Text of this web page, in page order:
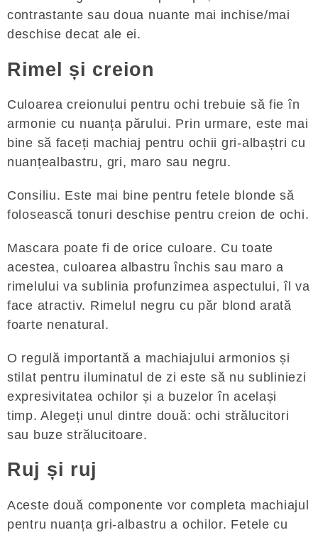
contrastante sau doua nuante mai inchise/mai
deschise decat ale ei.
Rimel și creion
Culoarea creionului pentru ochi trebuie să fie în
armonie cu nuanța părului. Prin urmare, este mai
bine să faceți machiaj pentru ochii gri-albaștri cu
nuanțealbastru, gri, maro sau negru.
Consiliu. Este mai bine pentru fetele blonde să
folosească tonuri deschise pentru creion de ochi.
Mascara poate fi de orice culoare. Cu toate
acestea, culoarea albastru închis sau maro a
rimelului va sublinia profunzimea aspectului, îl va
face atractiv. Rimelul negru cu păr blond arată
foarte nenatural.
O regulă importantă a machiajului armonios și
stilat pentru iluminatul de zi este să nu subliniezi
expresivitatea ochilor și a buzelor în același
timp. Alegeți unul dintre două: ochi strălucitori
sau buze strălucitoare.
Ruj și ruj
Aceste două componente vor completa machiajul
pentru nuanța gri-albastru a ochilor. Fetele cu